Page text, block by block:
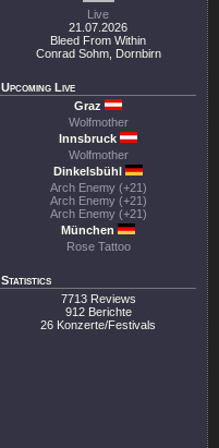
Live
21.07.2026
Bleed From Within
Conrad Sohm, Dornbirn
Upcoming Live
Graz
Wolfmother
Innsbruck
Wolfmother
Dinkelsbühl
Arch Enemy (+21)
Arch Enemy (+21)
Arch Enemy (+21)
München
Rose Tattoo
Statistics
7713 Reviews
912 Berichte
26 Konzerte/Festivals